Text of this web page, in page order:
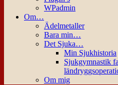
WPadmin
Om…
Ädelmetaller
Bara min…
Det Sjuka…
Min Sjukhistoria
Sjukgymnastik
Om mig